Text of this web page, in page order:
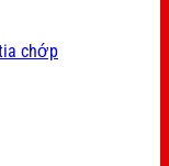
chớp